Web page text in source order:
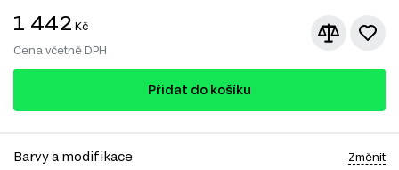
1 442 Kč
Cena včetně DPH
Přidat do košíku
Barvy a modifikace Změnit